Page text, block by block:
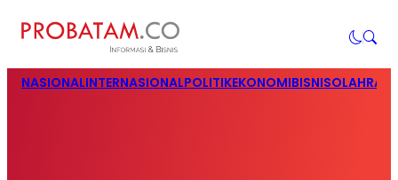
NASIONALINTERNASIONALPOLITIKEKONOMIBISNIS